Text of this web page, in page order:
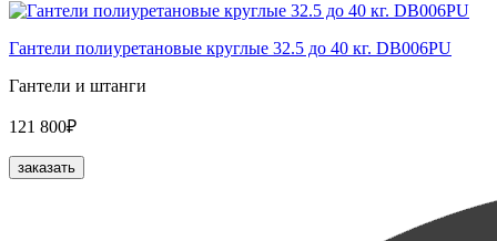
Гантели полиуретановые круглые 32.5 до 40 кг. DB006PU
Гантели и штанги
121 800₽
заказать